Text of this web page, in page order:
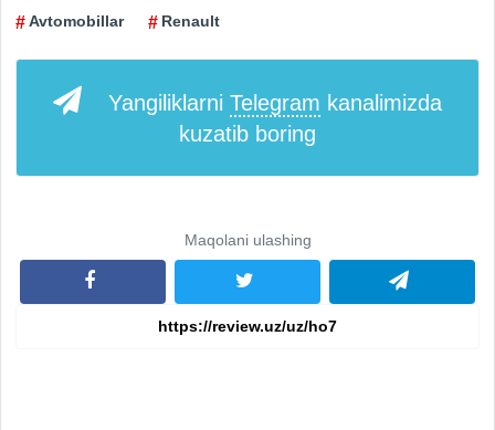
Avtomobillar Renault
Yangiliklarni Telegram kanalimizda
kuzatib boring
Maqolani ulashing